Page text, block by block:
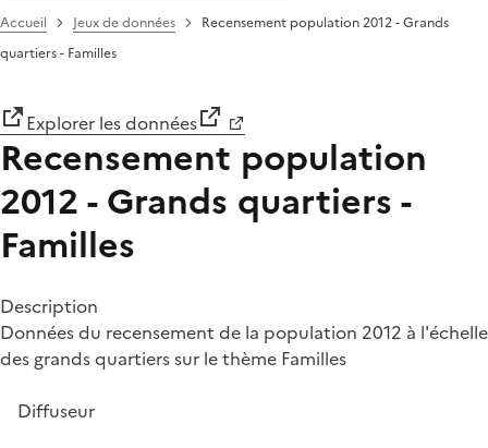
Accueil Jeux de données
Recensement population 2012 - Grands
quartiers - Familles
Explorer les données
Recensement population
2012 - Grands quartiers -
Familles
Description
Données du recensement de la population 2012 à l'échelle
des grands quartiers sur le thème Familles
Diffuseur